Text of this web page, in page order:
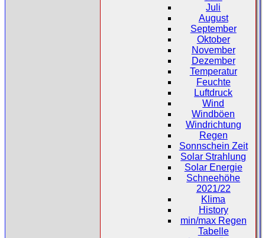
Juli
August
September
Oktober
November
Dezember
Temperatur
Feuchte
Luftdruck
Wind
Windböen
Windrichtung
Regen
Sonnschein Zeit
Solar Strahlung
Solar Energie
Schneehöhe
2021/22
Klima
History
min/max Regen
Tabelle